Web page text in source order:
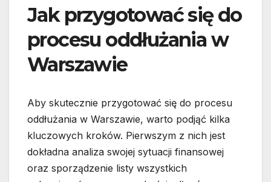
Jak przygotować się do
procesu oddłużania w
Warszawie
Aby skutecznie przygotować się do procesu
oddłużania w Warszawie, warto podjąć kilka
kluczowych kroków. Pierwszym z nich jest
dokładna analiza swojej sytuacji finansowej
oraz sporządzenie listy wszystkich